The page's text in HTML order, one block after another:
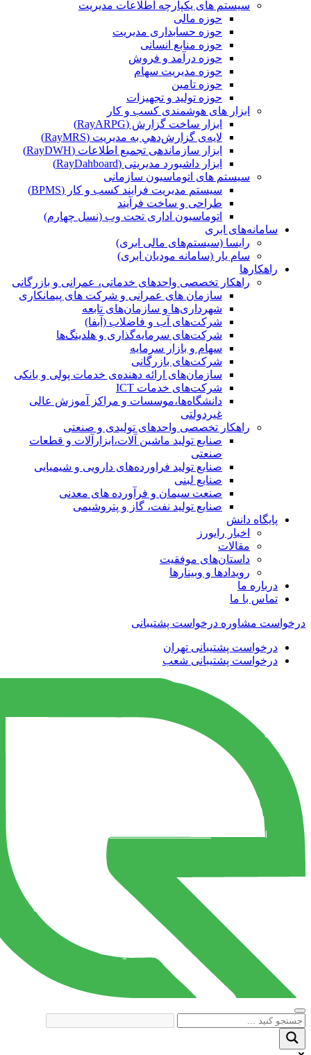
سیستم های یکپارچه اطلاعات مدیریت
حوزه مالی
حوزه حسابداری مدیریت
حوزه منابع انسانی
حوزه درآمد و فروش
حوزه مدیریت سهام
حوزه تامین
حوزه تولید و تجهیزات
ابزار های هوشمندی کسب و کار
ابزار ساخت گزارش (RayARPG)
لایه‌ی گزارش‌دهي به مديريت (RayMRS)
ابزار سازماندهی تجمیع اطلاعات (RayDWH)
ابزار داشبورد مدیریتی (RayDahboard)
سیستم های اتوماسیون سازمانی
سیستم مدیریت فرایند کسب و کار (BPMS)
طراحی و ساخت فرآیند
اتوماسیون اداری تحت وب (نسل چهارم)
سامانه‌های ابری
رایسا (سیستم‌های مالی ابری)
سام یار (سامانه مودیان ابری)
راهکارها
راهکار تخصصی واحدهای خدماتی، عمرانی و بازرگانی
سازمان های عمرانی و شرکت های پیمانکاری
شهرداری‌ها و سازمان‌های تابعه
شرکت‌های آب و فاضلاب (آبفا)
شرکت‌های سرمایه‌گذاری و هلدینگ‌ها
سهام و بازار سرمایه
شرکت‌های بازرگانی
سازمان‌های ارائه دهنده‌ی خدمات پولی و بانکی
شرکت‌های خدمات ICT
دانشگاه‌ها،موسسات و مراکز آموزش عالی
غیردولتی
راهکار تخصصی واحدهای تولیدی و صنعتی
صنایع توليد ماشين آلات،ابزارآلات و قطعات
صنعتی
صنایع تولید فراورده‌های دارویی و شیمیایی
صنایع لبنی
صنعت سیمان و فرآورده های معدنی
صنایع تولید نفت، گاز و پتروشيمی
پایگاه دانش
اخبار رایورز
مقالات
داستان‌های موفقیت
رویدادها و وبینارها
درباره ما
تماس با ما
درخواست مشاوره درخواست پشتیبانی
درخواست پشتیبانی تهران
درخواست پشتیبانی شعب